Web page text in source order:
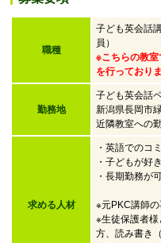
職種
子ども英会話
員）
※こちらの教
を行っておりま
勤務地
子ども英会話
新潟県長岡市
近隣教室への
求める人材
・英語でのコ
・子どもが好
・長期勤務が
※元PKC講師の
※生徒保護者
方、読み書き